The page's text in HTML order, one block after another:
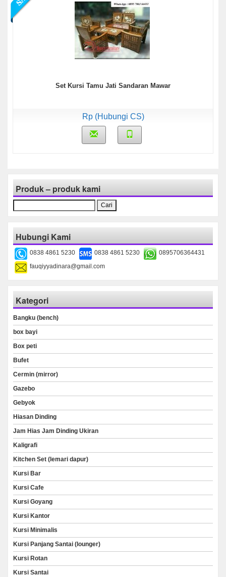
Set Kursi Tamu Jati Sandaran Mawar
Rp (Hubungi CS)
Produk – produk kami
untuk:
Hubungi Kami
0838 4861 5230 0838 4861 5230
0895706364431
fauqiyyadinara@gmail.com
Kategori
Bangku (bench)
box bayi
Box peti
Bufet
Cermin (mirror)
Gazebo
Gebyok
Hiasan Dinding
Jam Hias Jam Dinding Ukiran
Kaligrafi
Kitchen Set (lemari dapur)
Kursi Bar
Kursi Cafe
Kursi Goyang
Kursi Kantor
Kursi Minimalis
Kursi Panjang Santai (lounger)
Kursi Rotan
Kursi Santai